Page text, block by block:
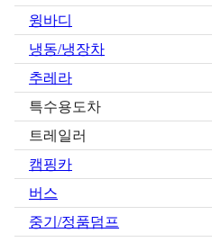
윙바디
냉동/냉장차
추레라
특수용도차
트레일러
캠핑카
버스
중기/정품덤프